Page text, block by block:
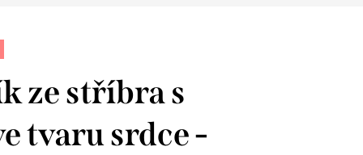
ze stříbra s
tvaru srdce -